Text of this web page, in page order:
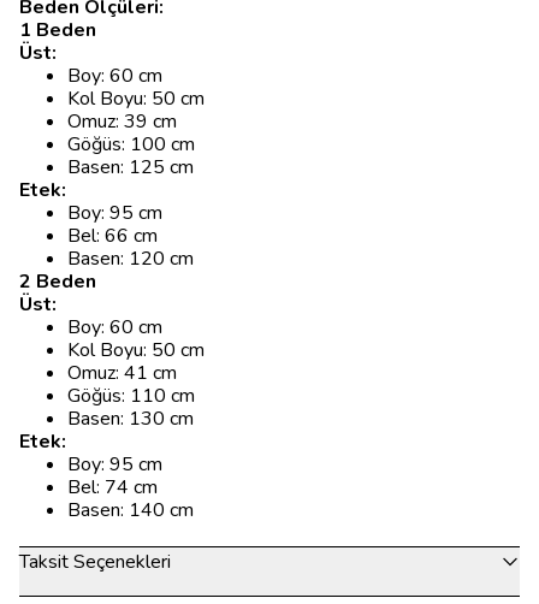
Beden Ölçüleri:
1 Beden
Üst:
Boy: 60 cm
Kol Boyu: 50 cm
Omuz: 39 cm
Göğüs: 100 cm
Basen: 125 cm
Etek:
Boy: 95 cm
Bel: 66 cm
Basen: 120 cm
2 Beden
Üst:
Boy: 60 cm
Kol Boyu: 50 cm
Omuz: 41 cm
Göğüs: 110 cm
Basen: 130 cm
Etek:
Boy: 95 cm
Bel: 74 cm
Basen: 140 cm
Taksit Seçenekleri